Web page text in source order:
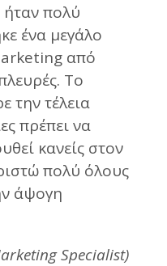
ήταν πολύ
ένα μεγάλο
από
Το
την τέλεια
πρέπει να
κανείς στον
πολύ όλους
άψογη
Specialist)